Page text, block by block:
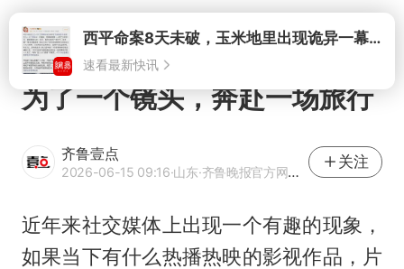
打开西平命案8天未破，玉米地里出现诡异一幕，我突然想起了欧金中
速看最新快讯
为了一个镜头，奔赴一场旅行
齐鲁壹点
2026-06-15 09:16·山东·齐鲁晚报官方网易号
关注
近年来社交媒体上出现一个有趣的现象，
如果当下有什么热播热映的影视作品，片